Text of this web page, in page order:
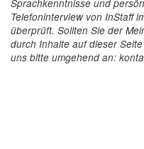
Sprachkenntnisse und
Telefoninterview von InStaff
überprüft. Sollten Sie der
durch Inhalte auf dieser
uns bitte umgehend an: